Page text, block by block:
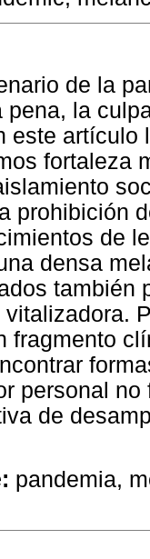
de la
pena, la
este
fortaleza
prohibición
de
densa
también
fragmento
personal
de
pandemia,